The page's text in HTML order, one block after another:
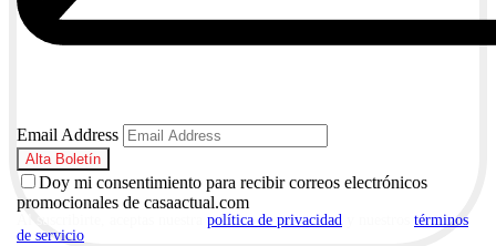
Email Address
Doy mi consentimiento para recibir correos electrónicos
promocionales de casaactual.com
política de privacidad
términos
de servicio